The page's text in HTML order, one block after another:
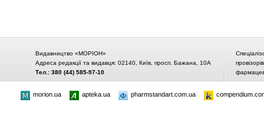
Видавництво «МОРІОН»
Адреса редакції та видавця: 02140, Київ, просп. Бажана, 10А
Тел.: 380 (44) 585-97-10
morion.ua apteka.ua pharmstandart.com.ua